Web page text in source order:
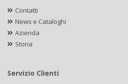
Contatti
News e Cataloghi
Azienda
Storia
Servizio Clienti